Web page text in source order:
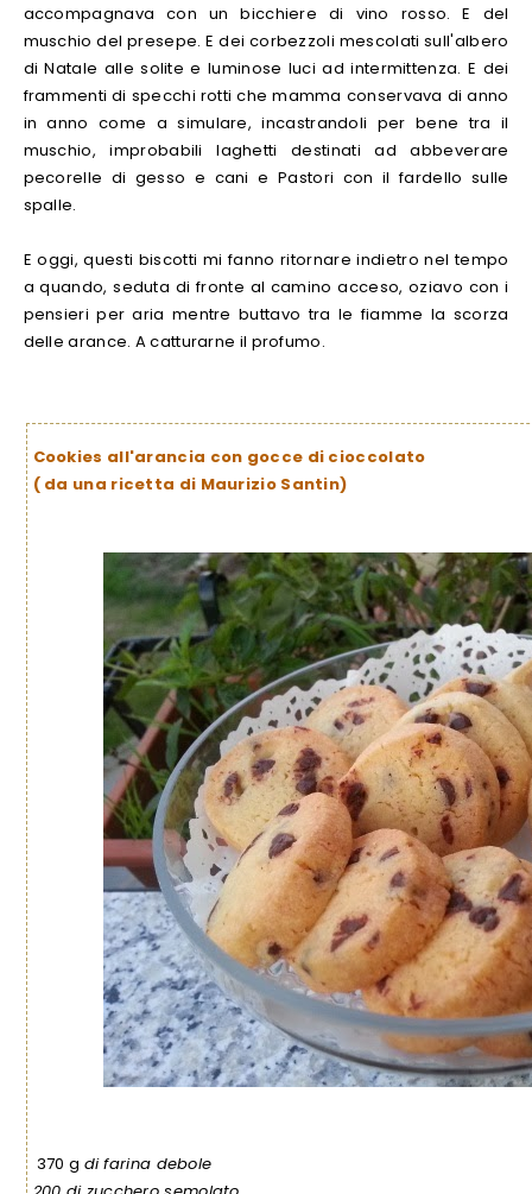
accompagnava con un bicchiere di vino rosso. E del
muschio del presepe. E dei corbezzoli mescolati sull'albero
di Natale alle solite e luminose luci ad intermittenza. E dei
frammenti di specchi rotti che mamma conservava di anno
in anno come a simulare, incastrandoli per bene tra il
muschio, improbabili laghetti destinati ad abbeverare
pecorelle di gesso e cani e Pastori con il fardello sulle
spalle.
E oggi, questi biscotti mi fanno ritornare indietro nel tempo
a quando, seduta di fronte al camino acceso, oziavo con i
pensieri per aria mentre buttavo tra le fiamme la scorza
delle arance. A catturarne il profumo.
Cookies all'arancia con gocce di cioccolato
( da una ricetta di Maurizio Santin)
370 g di farina debole